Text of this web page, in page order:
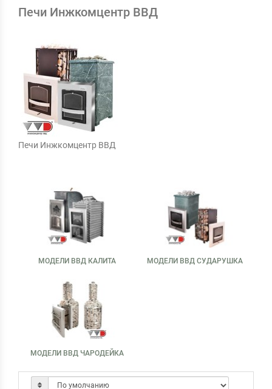
Печи Инжкомцентр ВВД
Печи Инжкомцентр ВВД
МОДЕЛИ ВВД КАЛИТА МОДЕЛИ ВВД СУДАРУШКА
МОДЕЛИ ВВД ЧАРОДЕЙКА